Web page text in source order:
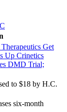
Get
Up Crinetics
DMD Trial;
to $18 by H.C.
six-month